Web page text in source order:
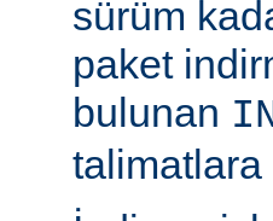
sürüm
paket
bulunan
talimatlara